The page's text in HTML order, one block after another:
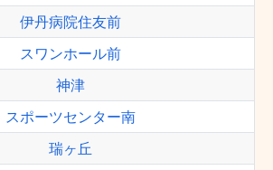
伊丹病院住友前
スワンホール前
神津
スポーツセンター南
瑞ヶ丘